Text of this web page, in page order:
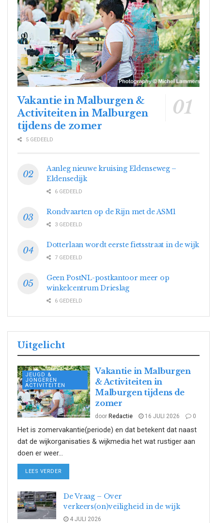
Vakantie in Malburgen &
Activiteiten in Malburgen
tijdens de zomer
5 GEDEELD
Aanleg nieuwe kruising Eldenseweg –
Eldensedijk
6 GEDEELD
Rondvaarten op de Rijn met de ASM1
3 GEDEELD
Dotterlaan wordt eerste fietsstraat in de wijk
7 GEDEELD
Geen PostNL-postkantoor meer op
winkelcentrum Drieslag
6 GEDEELD
Uitgelicht
JEUGD &
JONGEREN
ACTIVITEITEN
Vakantie in Malburgen
& Activiteiten in
Malburgen tijdens de
zomer
door Redactie 16 JULI 2026 0
Het is zomervakantie(periode) en dat betekent dat naast
dat de wijkorganisaties & wijkmedia het wat rustiger aan
doen er weer...
LEES VERDER
De Vraag – Over
verkeers(on)veiligheid in de wijk
4 JULI 2026